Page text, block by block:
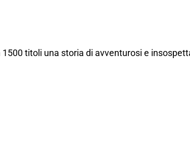
titoli una storia di avventurosi e